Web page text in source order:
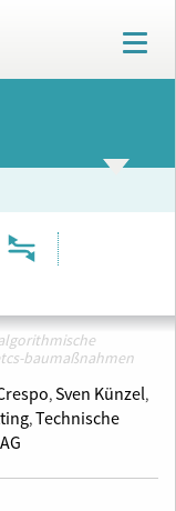
T
o
g
n
v
i
baumaßnahmen
,Sven Künzel,
,Technische